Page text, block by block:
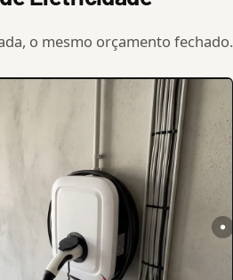
o mesmo orçamento fechado.